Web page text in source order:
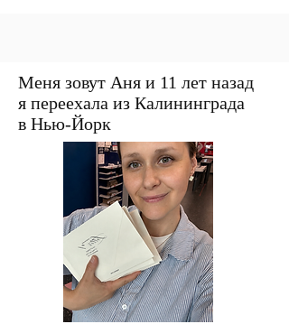
Меня зовут Аня и 11 лет назад
я переехала из Калининграда
в Нью-Йорк